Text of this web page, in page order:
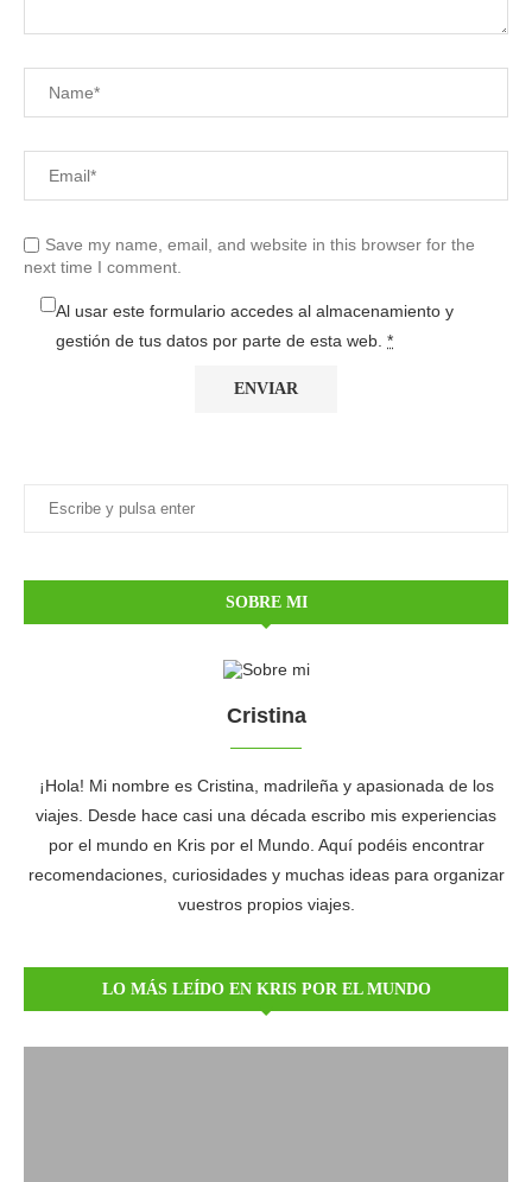
Save my name, email, and website in this browser for the
next time I comment.
Al usar este formulario accedes al almacenamiento y
gestión de tus datos por parte de esta web. *
SOBRE MI
Cristina
¡Hola! Mi nombre es Cristina, madrileña y apasionada de los
viajes. Desde hace casi una década escribo mis experiencias
por el mundo en Kris por el Mundo. Aquí podéis encontrar
recomendaciones, curiosidades y muchas ideas para organizar
vuestros propios viajes.
LO MÁS LEÍDO EN KRIS POR EL MUNDO